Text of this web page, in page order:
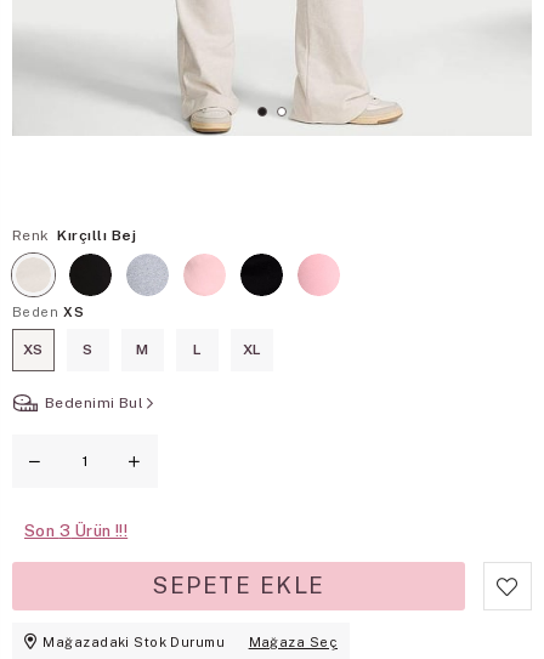
Renk Kırçıllı Bej
Beden XS
XS S M L XL
Bedenimi Bul
Son 3
Mağazadaki Stok Durumu Mağaza Seç